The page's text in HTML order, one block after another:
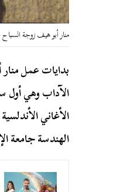
منار أبو هيف زوجة
بدايات عمل منار
الآداب وهي أول
الأغاني
الهندسة جامعة